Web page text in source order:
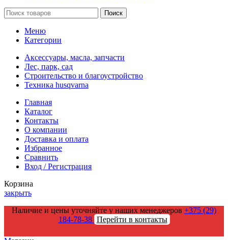
Поиск
Меню
Категории
Аксессуары, масла, запчасти
Лес, парк, сад
Строительство и благоустройство
Техника husqvarna
Главная
Каталог
Контакты
О компании
Доставка и оплата
Избранное
Сравнить
Вход / Регистрация
Корзина
закрыть
Наличие и цены уточняйте у наших менеджеров +375 (29)
184-78-38 Перейти в контакты